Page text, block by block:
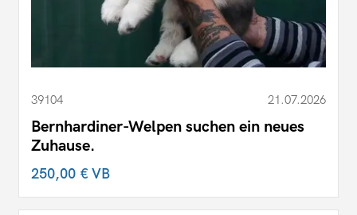
39104 21.07.2026
Bernhardiner-Welpen suchen ein neues
Zuhause.
250,00 €VB